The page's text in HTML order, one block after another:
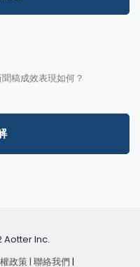
稿成效表現如何？
Aotter Inc.
政策| 聯絡我們 |